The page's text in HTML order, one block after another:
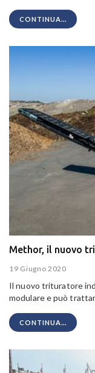
CONTINUA...
Methor, il nuovo
19 Giugno 2020
Il nuovo trituratore
modulare e può
CONTINUA...